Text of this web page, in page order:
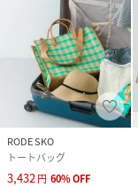
RODE SKO
トートバッグ
3,432円 60%OFF